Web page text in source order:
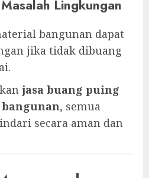
Lingkungan
bangunan dapat
jika tidak dibuang
jasa buang puing
, semua
secara aman dan